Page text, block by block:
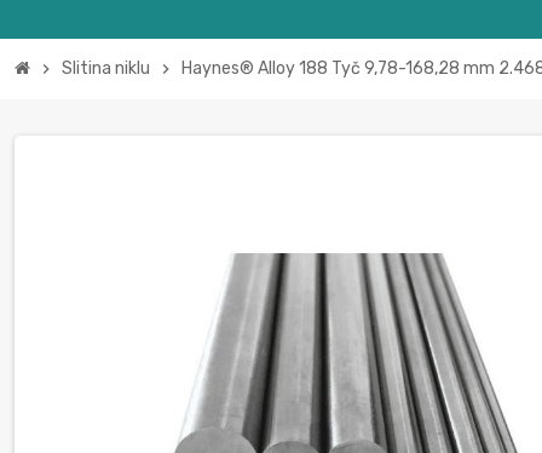
chevron_right Slitina niklu chevron_right Haynes® Alloy 188 Tyč 9,78-168,28 mm